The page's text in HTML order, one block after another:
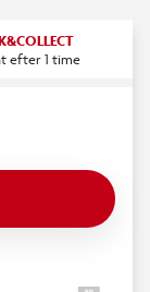
efter 1 time